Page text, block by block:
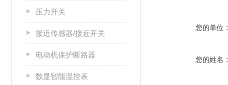
压力开关
接近传感器/接近开关
电动机保护断路器
数显智能温控表
您的单位：
您的姓名：